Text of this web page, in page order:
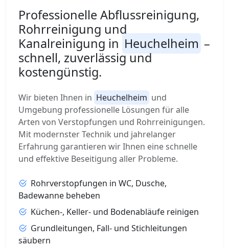
Professionelle Abflussreinigung,
Rohrreinigung und
Kanalreinigung in Heuchelheim –
schnell, zuverlässig und
kostengünstig.
Wir bieten Ihnen in Heuchelheim und
Umgebung professionelle Lösungen für alle
Arten von Verstopfungen und Rohrreinigungen.
Mit modernster Technik und jahrelanger
Erfahrung garantieren wir Ihnen eine schnelle
und effektive Beseitigung aller Probleme.
Rohrverstopfungen in WC, Dusche,
Badewanne beheben
Küchen-, Keller- und Bodenabläufe reinigen
Grundleitungen, Fall- und Stichleitungen
säubern